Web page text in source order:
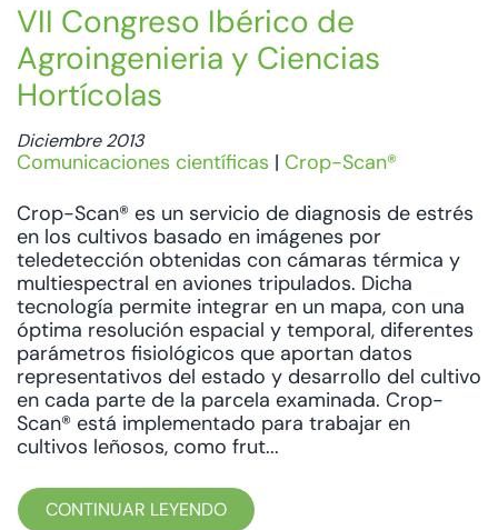
VII Congreso Ibérico de
Agroingenieria y Ciencias
Hortícolas
Diciembre 2013
Comunicaciones científicas | Crop-Scan®
Crop-Scan® es un servicio de diagnosis de estrés
en los cultivos basado en imágenes por
teledetección obtenidas con cámaras térmica y
multiespectral en aviones tripulados. Dicha
tecnología permite integrar en un mapa, con una
óptima resolución espacial y temporal, diferentes
parámetros fisiológicos que aportan datos
representativos del estado y desarrollo del cultivo
en cada parte de la parcela examinada. Crop-
Scan® está implementado para trabajar en
cultivos leñosos, como frut...
CONTINUAR LEYENDO